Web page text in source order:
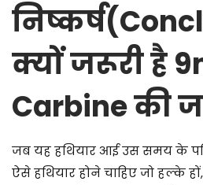
क्यों जरूरी है
Carbine की
जब यह हथियार आई उस समय के
ऐसे हथियार होने चाहिए जो हल्के